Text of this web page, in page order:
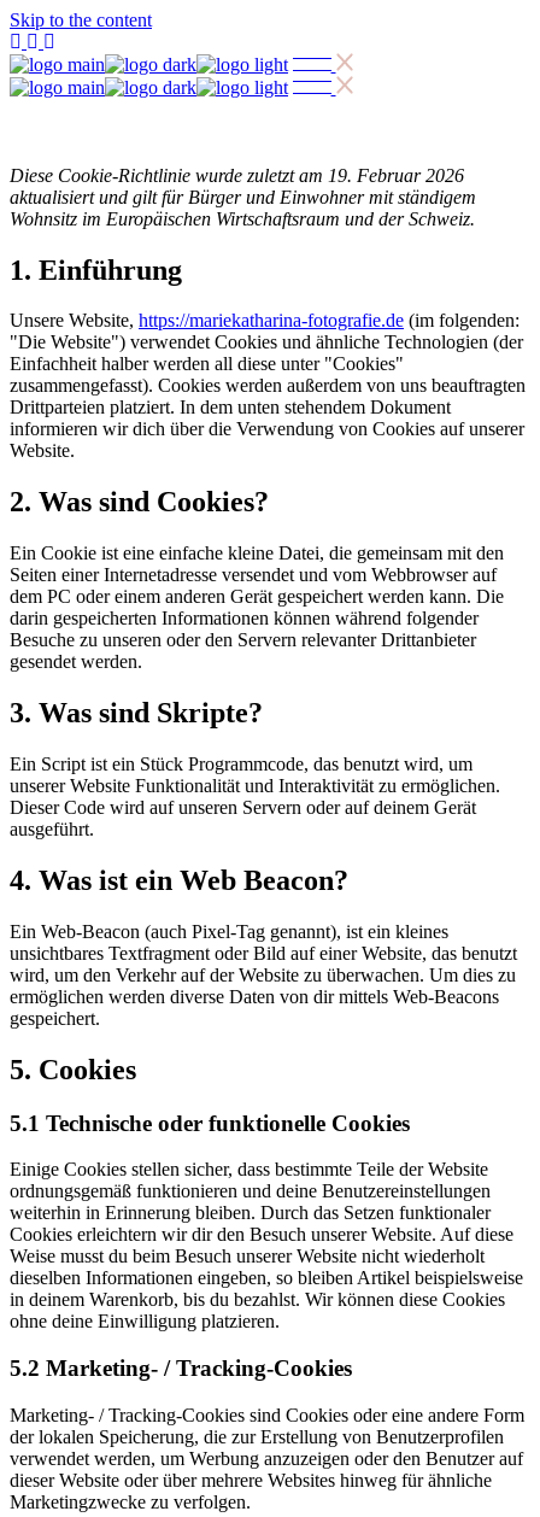
Skip to the content
Diese Cookie-Richtlinie wurde zuletzt am 19. Februar 2026
aktualisiert und gilt für Bürger und Einwohner mit ständigem
Wohnsitz im Europäischen Wirtschaftsraum und der Schweiz.
1. Einführung
Unsere Website, https://mariekatharina-fotografie.de (im folgenden:
"Die Website") verwendet Cookies und ähnliche Technologien (der
Einfachheit halber werden all diese unter "Cookies"
zusammengefasst). Cookies werden außerdem von uns beauftragten
Drittparteien platziert. In dem unten stehendem Dokument
informieren wir dich über die Verwendung von Cookies auf unserer
Website.
2. Was sind Cookies?
Ein Cookie ist eine einfache kleine Datei, die gemeinsam mit den
Seiten einer Internetadresse versendet und vom Webbrowser auf
dem PC oder einem anderen Gerät gespeichert werden kann. Die
darin gespeicherten Informationen können während folgender
Besuche zu unseren oder den Servern relevanter Drittanbieter
gesendet werden.
3. Was sind Skripte?
Ein Script ist ein Stück Programmcode, das benutzt wird, um
unserer Website Funktionalität und Interaktivität zu ermöglichen.
Dieser Code wird auf unseren Servern oder auf deinem Gerät
ausgeführt.
4. Was ist ein Web Beacon?
Ein Web-Beacon (auch Pixel-Tag genannt), ist ein kleines
unsichtbares Textfragment oder Bild auf einer Website, das benutzt
wird, um den Verkehr auf der Website zu überwachen. Um dies zu
ermöglichen werden diverse Daten von dir mittels Web-Beacons
gespeichert.
5. Cookies
5.1 Technische oder funktionelle Cookies
Einige Cookies stellen sicher, dass bestimmte Teile der Website
ordnungsgemäß funktionieren und deine Benutzereinstellungen
weiterhin in Erinnerung bleiben. Durch das Setzen funktionaler
Cookies erleichtern wir dir den Besuch unserer Website. Auf diese
Weise musst du beim Besuch unserer Website nicht wiederholt
dieselben Informationen eingeben, so bleiben Artikel beispielsweise
in deinem Warenkorb, bis du bezahlst. Wir können diese Cookies
ohne deine Einwilligung platzieren.
5.2 Marketing- / Tracking-Cookies
Marketing- / Tracking-Cookies sind Cookies oder eine andere Form
der lokalen Speicherung, die zur Erstellung von Benutzerprofilen
verwendet werden, um Werbung anzuzeigen oder den Benutzer auf
dieser Website oder über mehrere Websites hinweg für ähnliche
Marketingzwecke zu verfolgen.